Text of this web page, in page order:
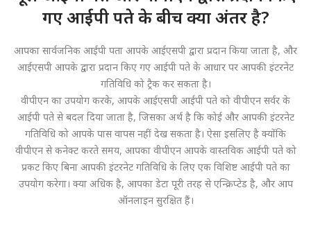
गए आईपी पते के बीच क्या अंतर है?
आपका सार्वजनिक आईपी पता आपके आईएसपी द्वारा प्रदान किया जाता है, और
आईएसपी आपके द्वारा प्रदान किए गए आईपी पते के आधार पर आपकी इंटरनेट
गतिविधि को ट्रैक कर सकता है।
वीपीएन का उपयोग करके, आपके आईएसपी आईपी पते को वीपीएन सर्वर के
आईपी पते से बदल दिया जाता है, जिसका अर्थ है कि कोई और आपकी इंटरनेट
गतिविधि को आपके पास वापस नहीं देख सकता है। ऐसा इसलिए है क्योंकि
वीपीएन से कनेक्ट करते समय, आपका वीपीएन आपके वास्तविक आईपी पते को
प्रकट किए बिना आपकी इंटरनेट गतिविधि के लिए एक विशिष्ट आईपी पते का
उपयोग करेगा। क्या अधिक है, आपका डेटा पूरी तरह से एन्क्रिप्टेड है, और आप
ऑनलाइन सुरक्षित हैं।